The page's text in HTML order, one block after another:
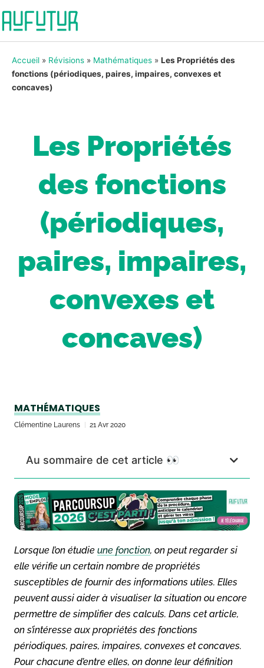
Accueil » Révisions » Mathématiques » Les Propriétés des
fonctions (périodiques, paires, impaires, convexes et
concaves)
Les Propriétés
des fonctions
(périodiques,
paires, impaires,
convexes et
concaves)
MATHÉMATIQUES
Clémentine Laurens 21 Avr 2020
Au sommaire de cet article 👀
Lorsque l’on étudie une fonction, on peut regarder si
elle vérifie un certain nombre de propriétés
susceptibles de fournir des informations utiles. Elles
peuvent aussi aider à visualiser la situation ou encore
permettre de simplifier des calculs. Dans cet article,
on s’intéresse aux propriétés des fonctions
périodiques, paires, impaires, convexes et concaves.
Pour chacune d’entre elles, on donne leur définition